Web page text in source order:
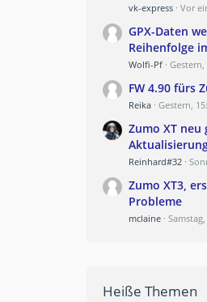
vk-express Vor
GPX-Daten
Reihenfolge
Wolfi-Pf Gestern,
FW 4.90 fürs
Reika Gestern,
Zumo XT neu
Reinhard#32
Zumo XT3,
Probleme
mclaine
Heiße Themen